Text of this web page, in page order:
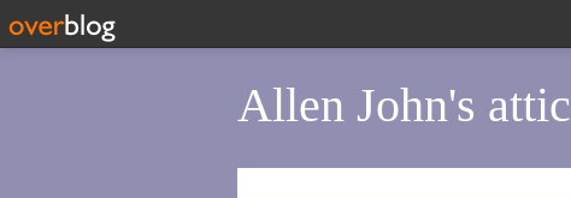
Allen John's attic